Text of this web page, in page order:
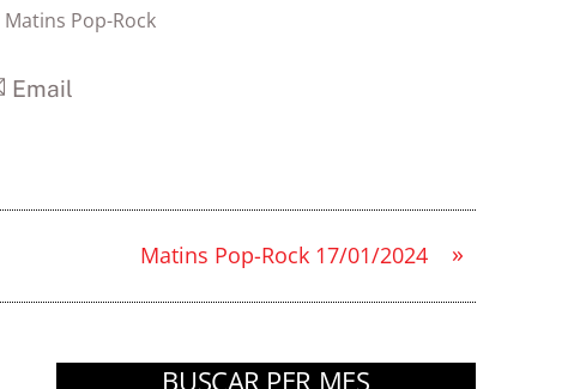
Matins Pop-Rock
Email
»
Matins Pop-Rock 17/01/2024